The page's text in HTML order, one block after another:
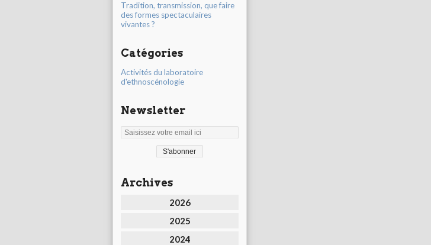
Tradition, transmission, que faire
des formes spectaculaires
vivantes ?
Catégories
Activités du laboratoire
d'ethnoscénologie
Newsletter
Archives
2026
2025
2024